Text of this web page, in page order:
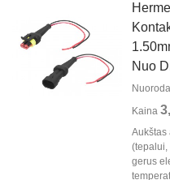
Nuo
Kaina
Aukštas
(tepalui,
gerus